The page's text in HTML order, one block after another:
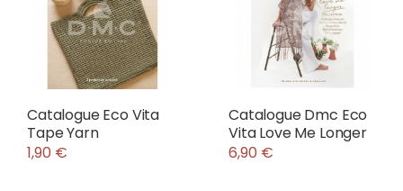
Catalogue Eco Vita
Tape Yarn
1,90 €
Catalogue Dmc Eco
Vita Love Me Longer
6,90 €